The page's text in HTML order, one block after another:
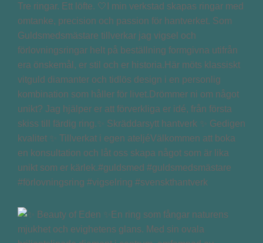
Tre ringar. Ett löfte. 🤍I min verkstad skapas ringar med
omtanke, precision och passion för hantverket. Som
Guldsmedsmästare tillverkar jag vigsel och
förlovningsringar helt på beställning formgivna utifrån
era önskemål, er stil och er historia.Här möts klassiskt
vitguld diamanter och tidlös design i en personlig
kombination som håller för livet.Drömmer ni om något
unikt? Jag hjälper er att förverkliga er idé, från första
skiss till färdig ring.✨ Skräddarsytt hantverk ✨ Gedigen
kvalitet ✨ Tillverkat i egen ateljéVälkommen att boka
en konsultation och låt oss skapa något som är lika
unikt som er kärlek.#guldsmed #guldsmedsmästare
#förlovningsring #vigselring #svenskthantverk